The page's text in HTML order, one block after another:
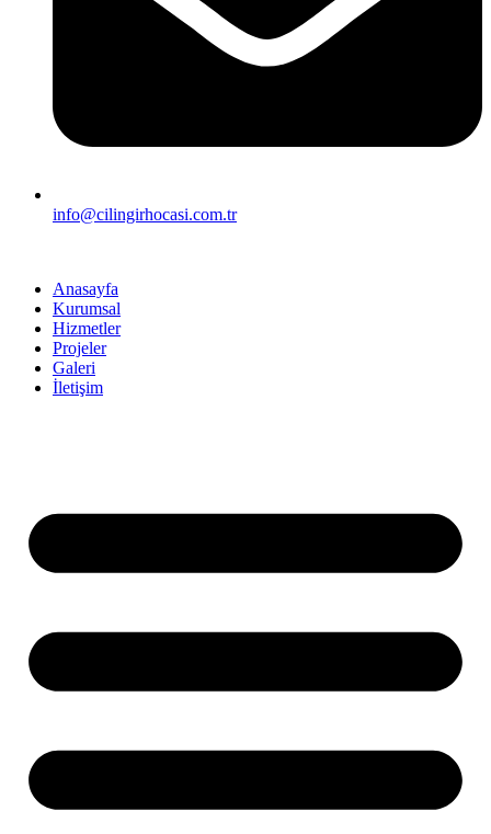
info@cilingirhocasi.com.tr
Anasayfa
Kurumsal
Hizmetler
Projeler
Galeri
İletişim